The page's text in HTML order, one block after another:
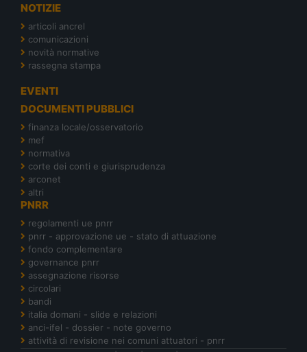
NOTIZIE
articoli ancrel
comunicazioni
novità normative
rassegna stampa
EVENTI
DOCUMENTI PUBBLICI
finanza locale/osservatorio
mef
normativa
corte dei conti e giurisprudenza
arconet
altri
PNRR
regolamenti ue pnrr
pnrr - approvazione ue - stato di attuazione
fondo complementare
governance pnrr
assegnazione risorse
circolari
bandi
italia domani - slide e relazioni
anci-ifel - dossier - note governo
attività di revisione nei comuni attuatori - pnrr